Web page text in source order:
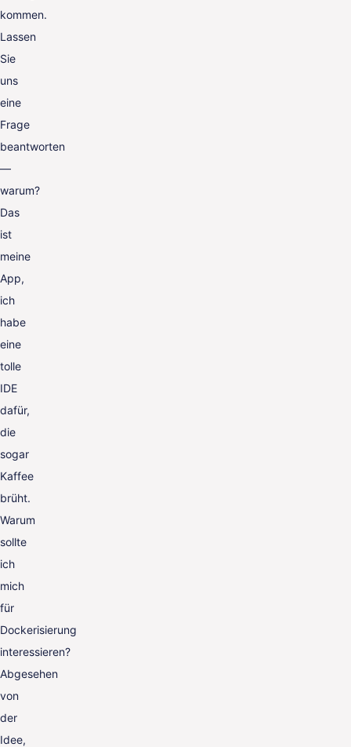
kommen.
Lassen
Sie
uns
eine
Frage
beantworten
—
warum?
Das
ist
meine
App,
ich
habe
eine
tolle
IDE
dafür,
die
sogar
Kaffee
brüht.
Warum
sollte
ich
mich
für
Dockerisierung
interessieren?
Abgesehen
von
der
Idee,